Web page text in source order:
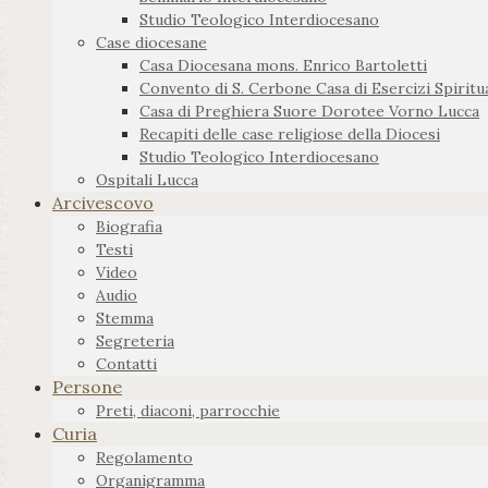
Studio Teologico Interdiocesano
Case diocesane
Casa Diocesana mons. Enrico Bartoletti
Convento di S. Cerbone Casa di Esercizi
Casa di Preghiera Suore Dorotee Vorno Lucca
Recapiti delle case religiose della Diocesi
Studio Teologico Interdiocesano
Ospitali Lucca
Arcivescovo
Biografia
Testi
Video
Audio
Stemma
Segreteria
Contatti
Persone
Preti, diaconi, parrocchie
Curia
Regolamento
Organigramma